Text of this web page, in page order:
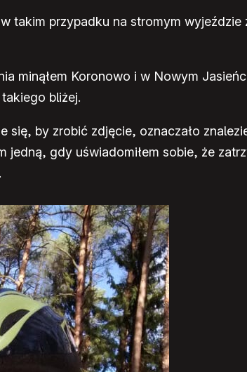
takim przypadku na stromym wyjeździe
minąłem Koronowo i w Nowym
bliżej.
by zrobić zdjęcie, oznaczało
gdy uświadomiłem sobie, że